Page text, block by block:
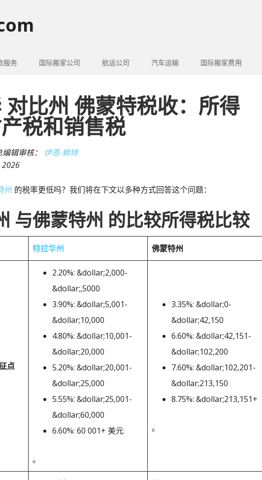
服务 国际搬家公司 航运公司 汽车运输 国际搬家费用
对比州 佛蒙特税收：所得
税和销售税
辑审核： 伊恩-赖特
2026
州 的税率更低吗？我们将在下文以多种方式回答这个问题：
与佛蒙特州 的比较所得税比较
特拉华州 佛蒙特州
点
2.20%: &dollar;2,000-
&dollar;,5000
3.90%: &dollar;5,001-
&dollar;10,000
4.80%: &dollar;10,001-
&dollar;20,000
5.20%: &dollar;20,001-
&dollar;25,000
5.55%: &dollar;25,001-
&dollar;60,000
6.60%: 60 001+ 美元
。
3.35%: &dollar;0-
&dollar;42,150
6.60%: &dollar;42,151-
&dollar;102,200
7.60%: &dollar;102,201-
&dollar;213,150
8.75%: &dollar;213,151+
。